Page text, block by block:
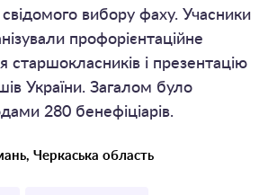
вибору фаху. Учасники
профорієнтаційне
старшокласників і презентацію
України. Загалом було
280 бенефіціарів.
Черкаська область